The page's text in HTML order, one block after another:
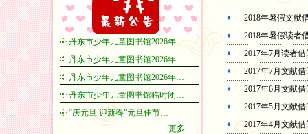
丹东市少年儿童图书馆2026年…
丹东市少年儿童图书馆2026年…
丹东市少年儿童图书馆2026年…
丹东市少年儿童图书馆临时闭…
“庆元旦 迎新春”元旦佳节…
更多……
2018年暑假文献
2018年暑假读者
2017年7月读者
2017年7月文献
2017年6月文献
2017年5月文献
2017年4月文献